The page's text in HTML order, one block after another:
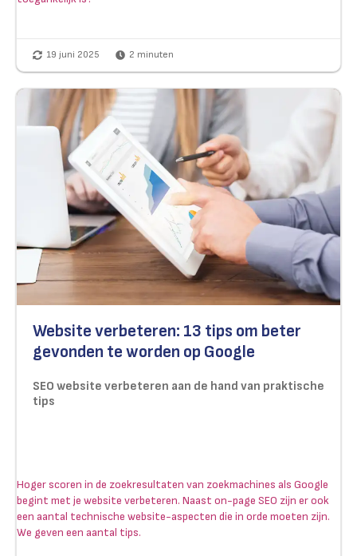
19 juni 2025 2 minuten
Website verbeteren: 13 tips om beter
gevonden te worden op Google
SEO website verbeteren aan de hand van praktische
tips
Hoger scoren in de zoekresultaten van zoekmachines als Google
begint met je website verbeteren. Naast on-page SEO zijn er ook
een aantal technische website-aspecten die in orde moeten zijn.
We geven een aantal tips.